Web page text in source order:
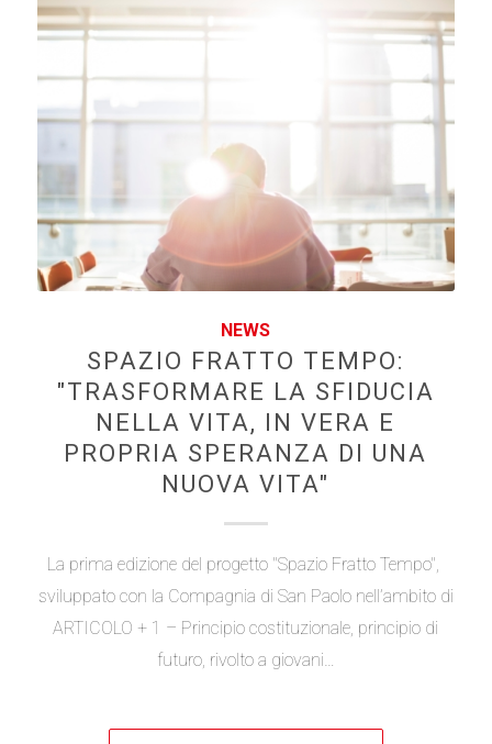
NEWS
SPAZIO FRATTO TEMPO:
"TRASFORMARE LA SFIDUCIA
NELLA VITA, IN VERA E
PROPRIA SPERANZA DI UNA
NUOVA VITA"
La prima edizione del progetto "Spazio Fratto Tempo"​,​ ​
sviluppato con la​ ​Compagnia di San Paolo​ ​​nell​’ambito​ di
ARTICOLO + 1 – Principio​ ​costituzionale, principio di
futuro​,​ rivolto a​ ​giovani…